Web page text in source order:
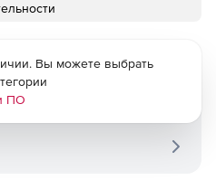
Вы можете выбрать
ПО